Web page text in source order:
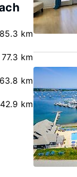
85.3 km
77.3 km
63.8 km
42.9 km